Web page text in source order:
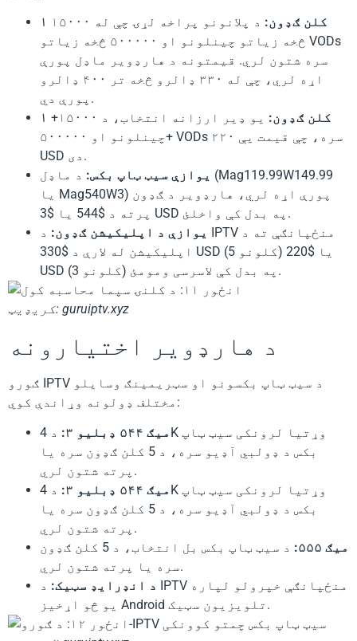
۱ کلن ګډون:
د پلانونو پراخه لړۍ چې له ۱۵۰۰۰
څخه زیاتو چینلونو او ۵۰۰۰۰۰ څخه زیاتو VODs
سره شتون لري. قیمتونه د هارډویر ماډل پورې
اړه لري، چې له ۳۳۰ ډالرو څخه تر ۴۰۰ ډالرو
پورې دي.
۱ کلن ګډون:
یو ډیر ارزانه انتخاب، د ۱۵۰۰۰+
چینلونو او ۵۰۰۰۰۰+ VODs سره، چې قیمت یې ۲۲۰
USD دی.
یوازې سیټ ټاپ بکس: د ماډل (Mag119.99W149.99
یا Mag540W3) پورې اړه لري، هارډویر د ګډون
پرته د $544 یا $3 USD په بدل کې واخلئ.
یوازې د اپلیکیشن ګډون: د IPTV منځپانګې ته د
اپلیکیشن له لارې د $330 USD (5 کلونو) یا $220
USD (3 کلونو) په بدل کې لاسرسی ومومئ.
کریډیټ: guruiptv.xyz
د هارډویر اختیارونه
ګورو IPTV د سیټ ټاپ بکسونو او سټریمینګ وسایلو
مختلف ډولونه وړاندې کوي:
میګ ۵۴۴ ډبلیو ۳:
د 4K وړتیا لرونکی سیټ ټاپ
بکس د ډولبي آډیو سره، د 5 کلن ګډون سره یا
پرته شتون لري.
میګ ۵۴۴ ډبلیو ۳:
د 4K وړتیا لرونکی سیټ ټاپ
بکس د ډولبي آډیو سره، د 5 کلن ګډون سره یا
پرته شتون لري.
میګ ۵۵۵:
د سیټ ټاپ بکس بل انتخاب، د 5 کلن ګډون
سره یا پرته شتون لري.
د انډرایډ سټیک: د IPTV منځپانګې خپرولو لپاره
یو څو اړخیز Android تلویزیون سټیک.